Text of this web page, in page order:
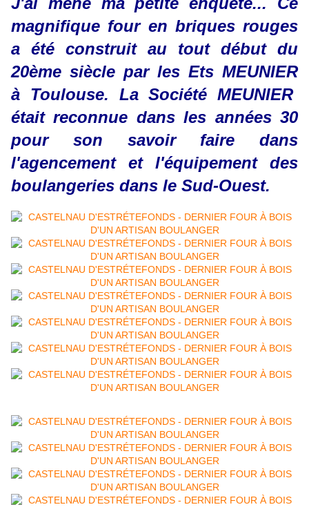
magnifique four en briques rouges
a été construit au tout début du
20ème siècle par les Ets MEUNIER
à Toulouse. La Société MEUNIER
était reconnue dans les années 30
pour son savoir faire dans
l'agencement et l'équipement des
boulangeries dans le Sud-Ouest.